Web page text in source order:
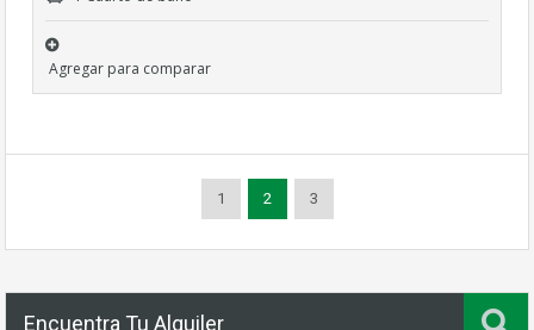
Agregar para comparar
1 2 3
Encuentra Tu Alquiler